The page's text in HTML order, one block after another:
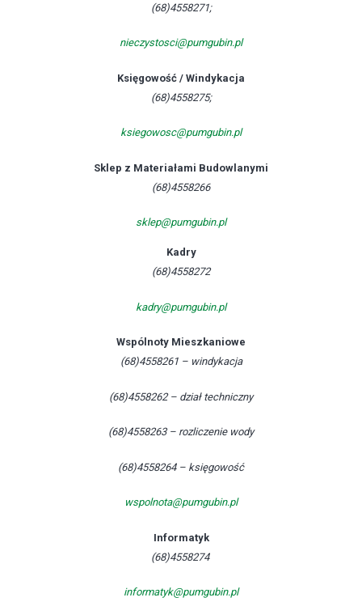
(68)4558271;
nieczystosci@pumgubin.pl
Księgowość / Windykacja
(68)4558275;
ksiegowosc@pumgubin.pl
Sklep z Materiałami Budowlanymi
(68)4558266
sklep@pumgubin.pl
Kadry
(68)4558272
kadry@pumgubin.pl
Wspólnoty Mieszkaniowe
(68)4558261 – windykacja
(68)4558262 – dział techniczny
(68)4558263 – rozliczenie wody
(68)4558264 – księgowość
wspolnota@pumgubin.pl
Informatyk
(68)4558274
informatyk@pumgubin.pl